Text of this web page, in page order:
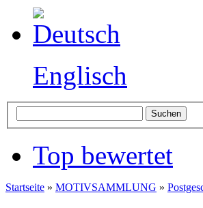
Englisch
Top bewertet
Startseite » MOTIVSAMMLUNG »